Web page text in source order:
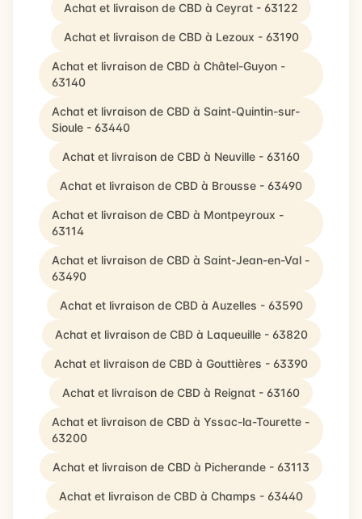
Achat et livraison de CBD à Ceyrat - 63122
Achat et livraison de CBD à Lezoux - 63190
Achat et livraison de CBD à Châtel-Guyon -
63140
Achat et livraison de CBD à Saint-Quintin-sur-
Sioule - 63440
Achat et livraison de CBD à Neuville - 63160
Achat et livraison de CBD à Brousse - 63490
Achat et livraison de CBD à Montpeyroux -
63114
Achat et livraison de CBD à Saint-Jean-en-Val -
63490
Achat et livraison de CBD à Auzelles - 63590
Achat et livraison de CBD à Laqueuille - 63820
Achat et livraison de CBD à Gouttières - 63390
Achat et livraison de CBD à Reignat - 63160
Achat et livraison de CBD à Yssac-la-Tourette -
63200
Achat et livraison de CBD à Picherande - 63113
Achat et livraison de CBD à Champs - 63440